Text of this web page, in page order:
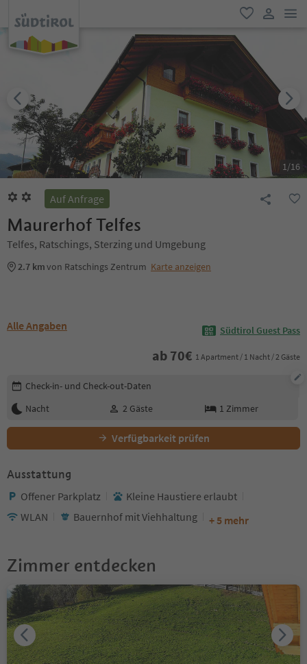
favorit
1/16
Auf Anfrage
Maurerhof Telfes
Telfes, Ratschings, Sterzing und Umgebung
2.7 kmvon Ratschings Zentrum Karte anzeigen
Alle Angaben Südtirol Guest Pass
ab 70€ 1 Apartment / 1 Nacht / 2 Gäste
Buchungsdetails bearbeiten
Check-in- und Check-out-Daten
Nacht
2 Gäste 1 Zimmer
Verfügbarkeit prüfen
Ausstattung
Offener Parkplatz
Kleine Haustiere erlaubt
WLAN
Bauernhof mit Viehhaltung + 5 mehr
Zimmer entdecken